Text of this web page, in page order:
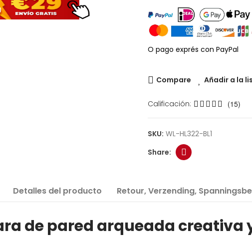
O pago exprés con PayPal
Compare Añadir a la
Calificación: (15)
SKU: WL-HL322-BL1
Detalles del producto Retour, Verzending,
de pared arqueada creativa